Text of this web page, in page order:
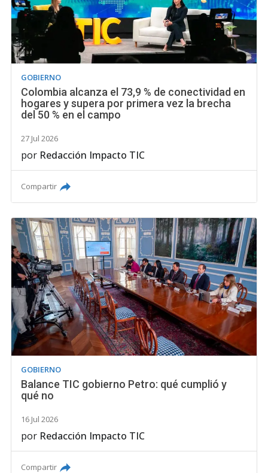
GOBIERNO
Colombia alcanza el 73,9 % de conectividad en
hogares y supera por primera vez la brecha
del 50 % en el campo
27 Jul 2026
por Redacción Impacto TIC
Compartir
GOBIERNO
Balance TIC gobierno Petro: qué cumplió y
qué no
16 Jul 2026
por Redacción Impacto TIC
Compartir